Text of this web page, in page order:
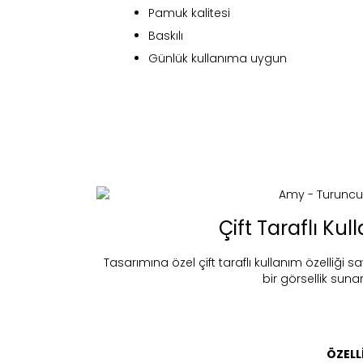
Pamuk kalitesi
Baskılı
Günlük kullanıma uygun
Çift Taraflı
Tasarımına özel çift taraflı kullanım özelliği
bir görsellik